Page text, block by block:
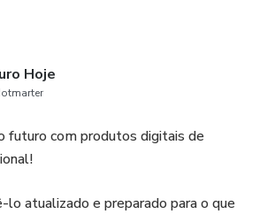
Hoje
futuro com produtos digitais de
lo atualizado e preparado para o que